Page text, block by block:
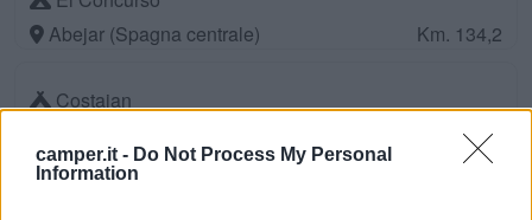
camper.it - Do Not Process My Personal
Information
Abejar (Spagna centrale)
Km. 134,2
Costajan
Km. 137,8